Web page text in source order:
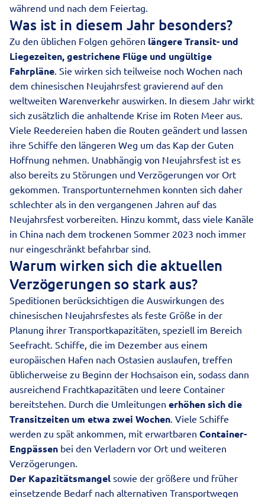
während und nach dem Feiertag.
Was ist in diesem Jahr besonders?
Zu den üblichen Folgen gehören längere Transit- und
Liegezeiten, gestrichene Flüge und ungültige
Fahrpläne. Sie wirken sich teilweise noch Wochen nach
dem chinesischen Neujahrsfest gravierend auf den
weltweiten Warenverkehr auswirken. In diesem Jahr wirkt
sich zusätzlich die anhaltende Krise im Roten Meer aus.
Viele Reedereien haben die Routen geändert und lassen
ihre Schiffe den längeren Weg um das Kap der Guten
Hoffnung nehmen. Unabhängig von Neujahrsfest ist es
also bereits zu Störungen und Verzögerungen vor Ort
gekommen. Transportunternehmen konnten sich daher
schlechter als in den vergangenen Jahren auf das
Neujahrsfest vorbereiten. Hinzu kommt, dass viele Kanäle
in China nach dem trockenen Sommer 2023 noch immer
nur eingeschränkt befahrbar sind.
Warum wirken sich die aktuellen
Verzögerungen so stark aus?
Speditionen berücksichtigen die Auswirkungen des
chinesischen Neujahrsfestes als feste Größe in der
Planung ihrer Transportkapazitäten, speziell im Bereich
Seefracht. Schiffe, die im Dezember aus einem
europäischen Hafen nach Ostasien auslaufen, treffen
üblicherweise zu Beginn der Hochsaison ein, sodass dann
ausreichend Frachtkapazitäten und leere Container
bereitstehen. Durch die Umleitungen erhöhen sich die
Transitzeiten um etwa zwei Wochen. Viele Schiffe
werden zu spät ankommen, mit erwartbaren Container-
Engpässen bei den Verladern vor Ort und weiteren
Verzögerungen.
Der Kapazitätsmangel sowie der größere und früher
einsetzende Bedarf nach alternativen Transportwegen